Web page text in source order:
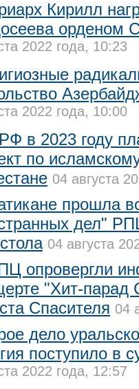
Кирилл
орденом
2022 года, 10:23
2022 года, 10:00
в 2023 году
по
04 августа
прошла
дел"
04 августа
опровергли
"Хит-
Спасителя 04
дело
поступило в
2022 года, 12:57